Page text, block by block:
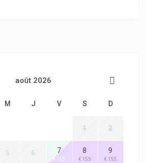
août 2026
M J V S D
1 2
5 6 7
€ 155
8
€ 155
9
€ 155